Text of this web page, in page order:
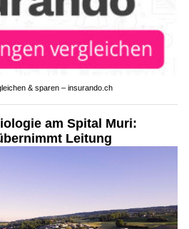
& sparen – insurando.ch
am Spital Muri:
Leitung